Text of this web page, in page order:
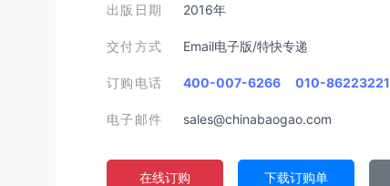
出版日期 2016年
交付方式 Email电子版/特快专递
订购电话 400-007-6266 010-86223221
电子邮件 sales@chinabaogao.com
在线订购 下载订购单